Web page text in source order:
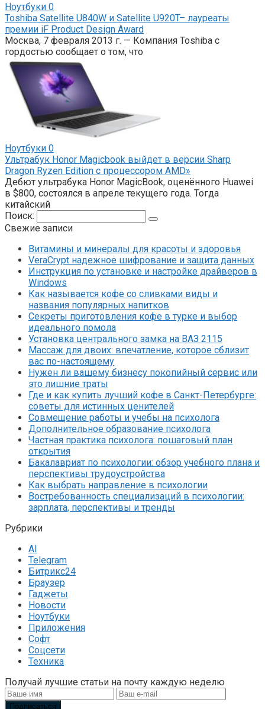
Ноутбуки 0
Toshiba Satellite U840W и Satellite U920T– лауреаты
премии iF Product Design Award
Москва, 7 февраля 2013 г. — Компания Toshiba с
гордостью сообщает о том, что
Ноутбуки 0
Ультрабук Honor Magicbook выйдет в версии Sharp
Dragon Ryzen Edition с процессором AMD»
Дебют ультрабука Honor MagicBook, оценённого Huawei
в $800, состоялся в апреле текущего года. Тогда
китайский
Поиск:
Свежие записи
Витамины и минералы для красоты и здоровья
VeraCrypt надежное шифрование и защита данных
Инструкция по установке и настройке драйверов в
Windows
Как называется кофе со сливками виды и
названия популярных напитков
Секреты приготовления кофе в турке и выбор
идеального помола
Установка центрального замка на ВАЗ 2115
Массаж для двоих: впечатление, которое сблизит
вас по-настоящему
Нужен ли вашему бизнесу покопийный сервис или
это лишние траты
Где и как купить лучший кофе в Санкт-Петербурге:
советы для истинных ценителей
Совмещение работы и учебы на психолога
Дополнительное образование психолога
Частная практика психолога: пошаговый план
открытия
Бакалавриат по психологии: обзор учебного плана и
перспективы трудоустройства
Как выбрать направление в психологии
Востребованность специализаций в психологии:
зарплата, перспективы и тренды
Рубрики
AI
Telegram
Битрикс24
Браузер
Гаджеты
Новости
Ноутбуки
Приложения
Софт
Соцсети
Техника
Получай лучшие статьи на почту каждую неделю
Подписаться